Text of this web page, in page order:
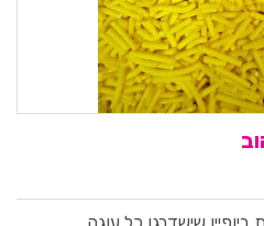
שישדרגו כל עוגה